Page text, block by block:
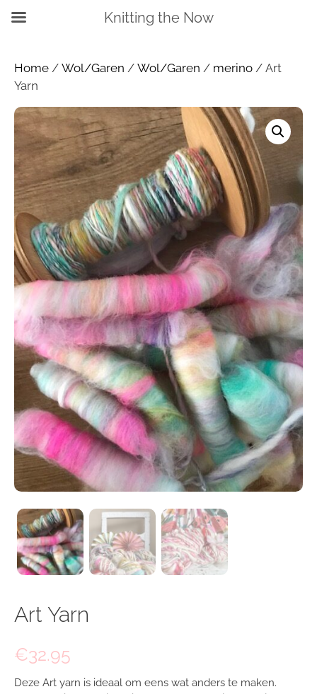
Home / Wol/Garen / Wol/Garen / merino / Art
Yarn
Art Yarn
€32.95
Deze Art yarn is ideaal om eens wat anders te maken.
Knitting the Now